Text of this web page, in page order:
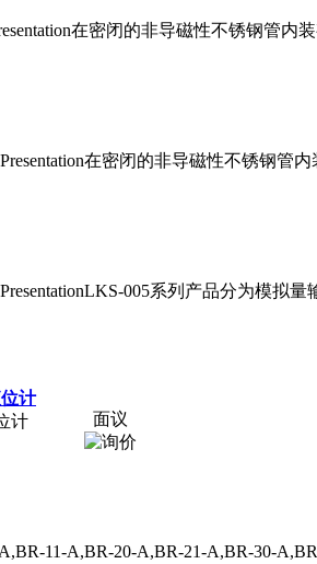
在密闭的非导磁性不锈钢管
在密闭的非导磁性不锈钢管
005系列产品分为模拟
计
计
面议
11-A,BR-20-A,BR-21-A,BR-30-